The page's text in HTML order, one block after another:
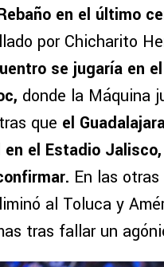
en el último
por Chicharito
se jugaría en
donde la Máquina
que el
en el Estadio Jalisco,
En las otras
al Toluca y
tras fallar un